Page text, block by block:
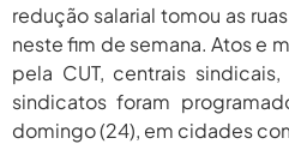
Pais Veem
Que Nova Lei...
Prêmio Mulheres
CNPq: Terceira
redução salarial tomou as
neste fim de semana. Atos e
pela CUT, centrais
sindicatos foram
domingo (24), em cidades